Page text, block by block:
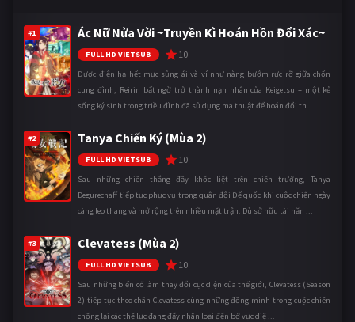
#1 Ác Nữ Nửa Vời ~Truyền Kì Hoán Hồn Đổi Xác~
FULL HD VIETSUB 10
Được điện hạ hết mực sủng ái và ví như nàng bướm rực rỡ giữa chốn
cung đình, Reirin bất ngờ trở thành nạn nhân của Keigetsu – một kẻ
sống ký sinh trong triều đình đã sử dụng ma thuật để hoán đổi th ...
#2 Tanya Chiến Ký (Mùa 2)
FULL HD VIETSUB 10
Sau những chiến thắng đầy khốc liệt trên chiến trường, Tanya
Degurechaff tiếp tục phục vụ trong quân đội Đế quốc khi cuộc chiến ngày
càng leo thang và mở rộng trên nhiều mặt trận. Dù sở hữu tài năn ...
#3 Clevatess (Mùa 2)
FULL HD VIETSUB 10
Sau những biến cố làm thay đổi cục diện của thế giới, Clevatess (Season
2) tiếp tục theo chân Clevatess cùng những đồng minh trong cuộc chiến
chống lại các thế lực đang đẩy nhân loại đến bờ vực diệ ...